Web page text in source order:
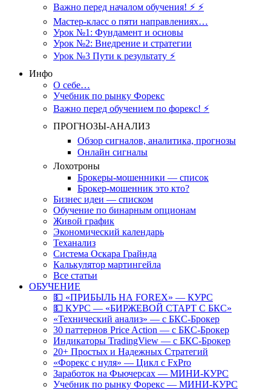
Важно перед началом обучения! ⚡ ⚡
Мастер-класс о пяти направлениях…
Урок №1: Фундамент и основы
Урок №2: Внедрение и стратегии
Урок №3 Пути к результату ⚡️
Инфо
О себе…
Учебник по рынку Форекс
Важно перед обучением по форекс! ⚡
ПРОГНОЗЫ-АНАЛИЗ
Обзор сигналов, аналитика, прогнозы
Онлайн сигналы
Лохотроны
Брокеры-мошенники — список
Брокер-мошенник это кто?
Бизнес идеи — списком
Обучение по бинарным опционам
Живой график
Экономический календарь
Теханализ
Система Оскара Грайнда
Калькулятор мартингейла
Все статьи
ОБУЧЕНИЕ
💵 «ПРИБЫЛЬ НА FOREX» — КУРС
💵 КУРС — «БИРЖЕВОЙ СТАРТ С БКС»
«Технический анализ» — с БКС-Брокер
30 паттернов Price Action — с БКС-Брокер
Индикаторы TradingView — с БКС-Брокер
20+ Простых и Надежных Стратегий
«Форекс с нуля» — Цикл с FxPro
Заработок на Фьючерсах — МИНИ-КУРС
Учебник по рынку Форекс — МИНИ-КУРС